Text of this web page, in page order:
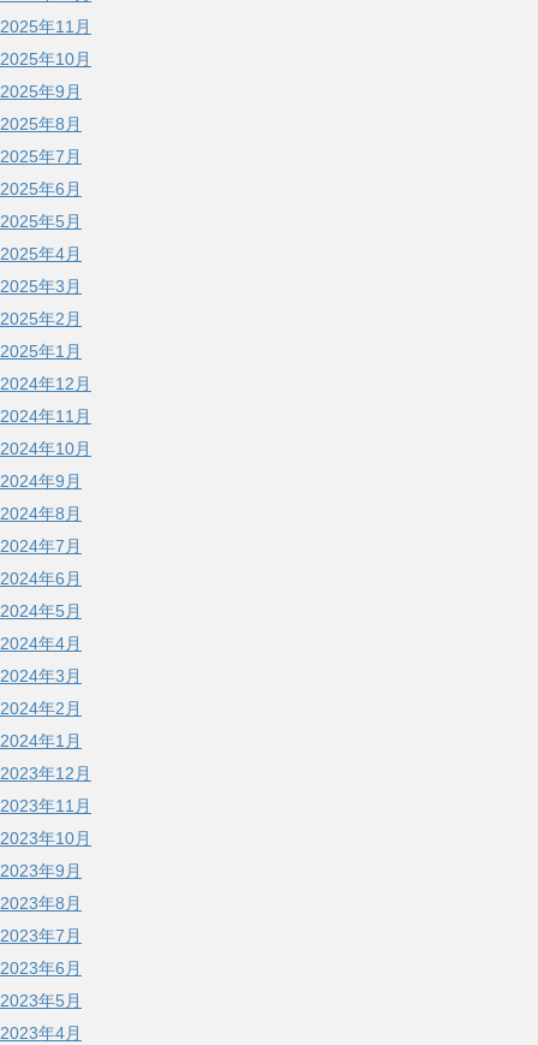
2025年11月
2025年10月
2025年9月
2025年8月
2025年7月
2025年6月
2025年5月
2025年4月
2025年3月
2025年2月
2025年1月
2024年12月
2024年11月
2024年10月
2024年9月
2024年8月
2024年7月
2024年6月
2024年5月
2024年4月
2024年3月
2024年2月
2024年1月
2023年12月
2023年11月
2023年10月
2023年9月
2023年8月
2023年7月
2023年6月
2023年5月
2023年4月